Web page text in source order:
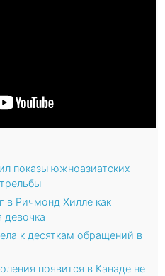
показы южноазиатских
в Ричмонд Хилле как
девочка
к десяткам обращений в
появится в Канаде не